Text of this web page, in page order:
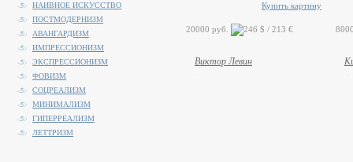
Купить картину
20000 руб.
Виктор Левин
НАИВНОЕ ИСКУССТВО
ПОСТМОДЕРНИЗМ
АВАНГАРДИЗМ
ИМПРЕССИОНИЗМ
ЭКСПРЕССИОНИЗМ
ФОВИЗМ
СОЦРЕАЛИЗМ
МИНИМАЛИЗМ
ГИПЕРРЕАЛИЗМ
ЛЕТТРИЗМ